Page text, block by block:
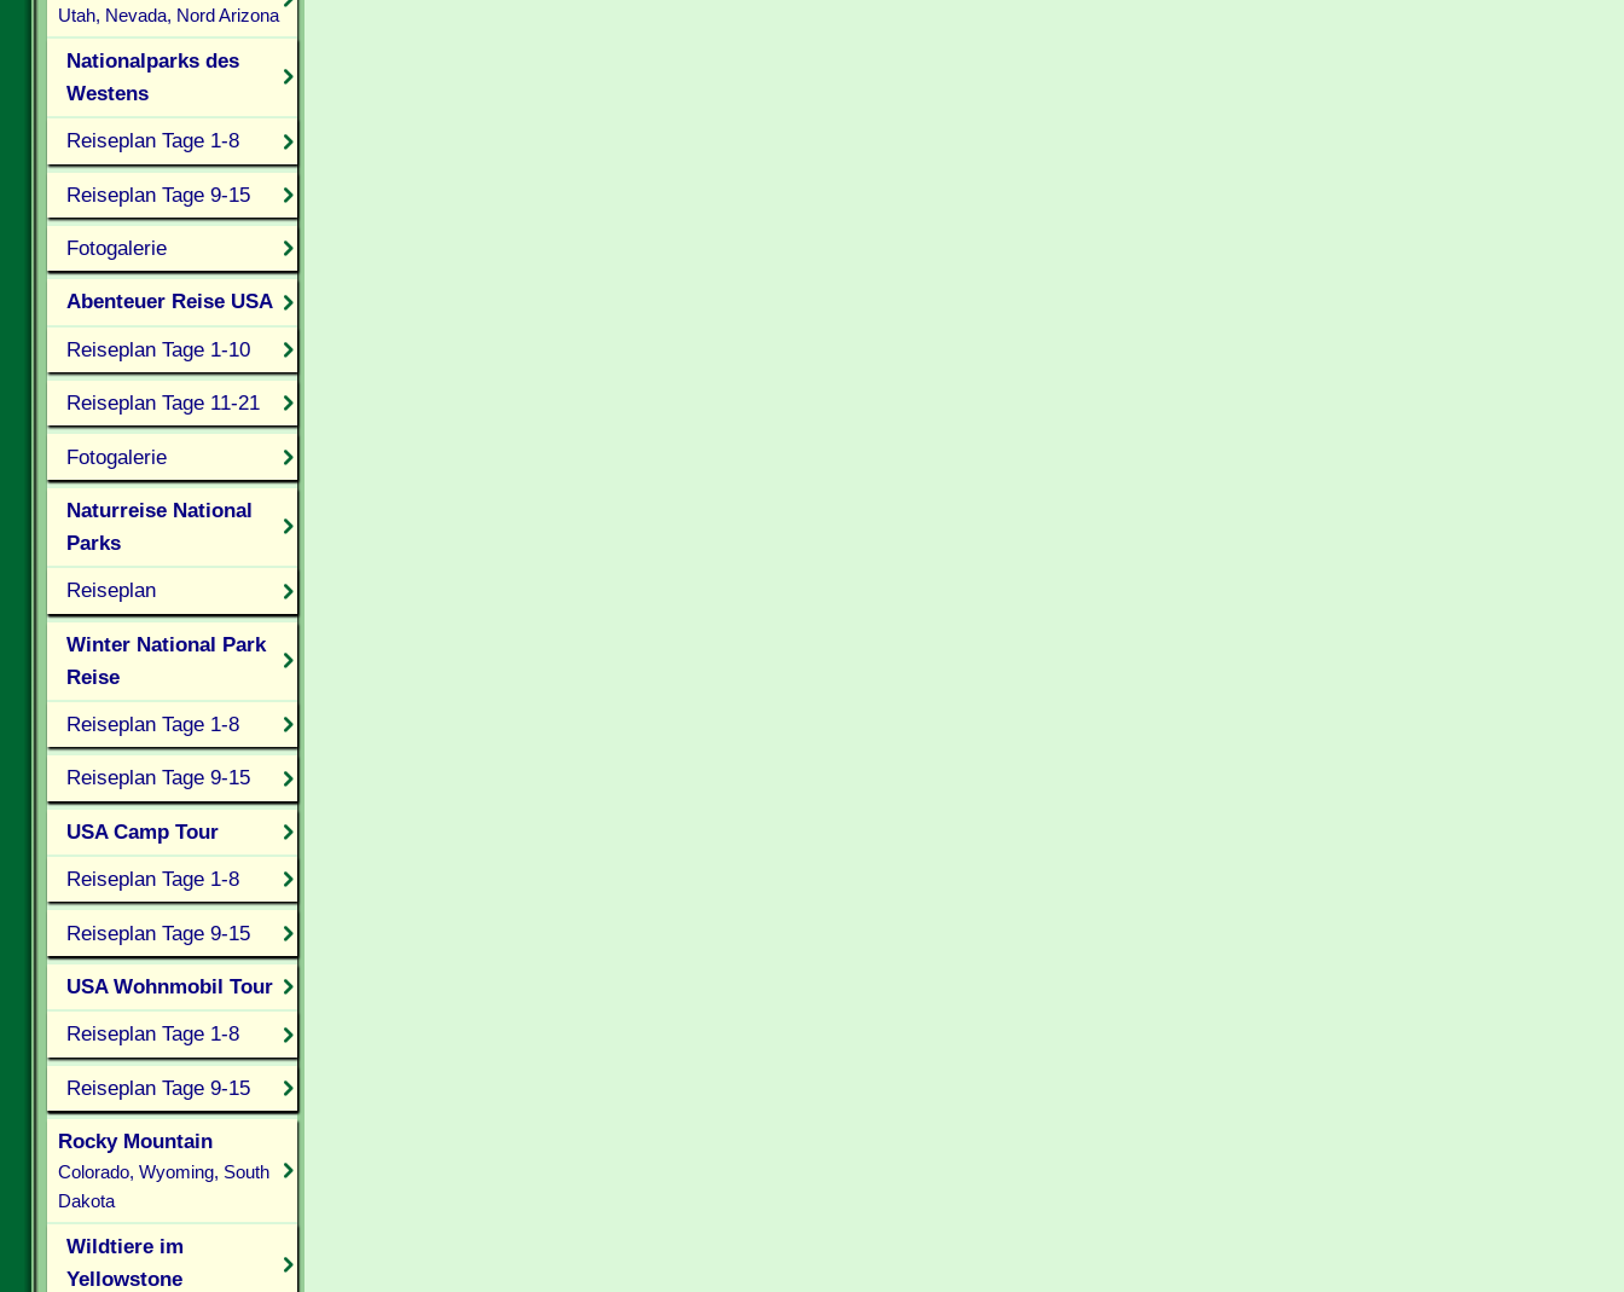
Utah, Nevada, Nord Arizona
Nationalparks des
Westens
Reiseplan Tage 1-8
Reiseplan Tage 9-15
Fotogalerie
Abenteuer Reise USA
Reiseplan Tage 1-10
Reiseplan Tage 11-21
Fotogalerie
Naturreise National
Parks
Reiseplan
Winter National Park
Reise
Reiseplan Tage 1-8
Reiseplan Tage 9-15
USA Camp Tour
Reiseplan Tage 1-8
Reiseplan Tage 9-15
USA Wohnmobil Tour
Reiseplan Tage 1-8
Reiseplan Tage 9-15
Rocky Mountain
Colorado, Wyoming, South
Dakota
Wildtiere im
Yellowstone